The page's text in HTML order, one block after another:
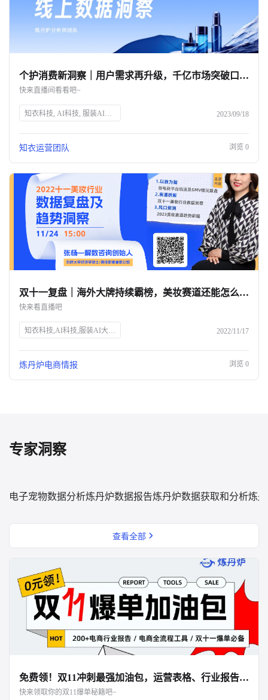
个护消费新洞察｜用户需求再升级，千亿市场突破口究竟在何方？
快来直播间看看吧~
知衣科技, AI科技, 服装AI大数据, 个护消费趋势, 消费者需求, 个人护理, 精细化消费, 品牌突破, 直播预告, 数据洞察 2023/09/18
知衣运营团队 浏览 0
双十一复盘｜海外大牌持续霸榜，美妆赛道还能怎么玩？-杭州知衣科技
快来看直播吧
知衣科技,AI科技,服装AI大数据,双十一,美妆行业,数据洞察,电商直播,炼丹炉Talk,张杨,解数咨询,电商趋势,GMV分析,市场变化,品牌增长,获客成本,未来趋势 2022/11/17
炼丹炉电商情报 浏览 0
专家洞察
电子宠物数据分析炼丹炉数据报告炼丹炉数据获取和分析炼
查看全部
免费领！双11冲刺最强加油包，运营表格、行业报告、面试资料全都有！
快来领取你的双11爆单秘籍吧~